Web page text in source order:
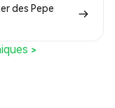
des Pepe
>